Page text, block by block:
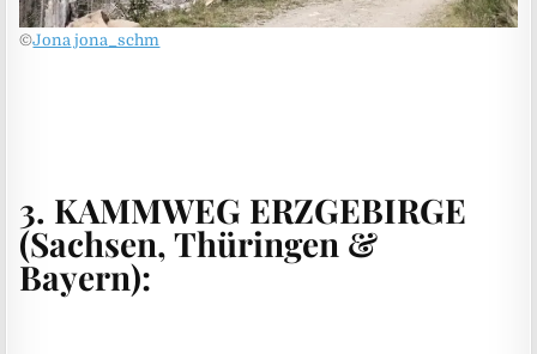
©Jona jona_schm
3. KAMMWEG ERZGEBIRGE
(Sachsen, Thüringen &
Bayern):